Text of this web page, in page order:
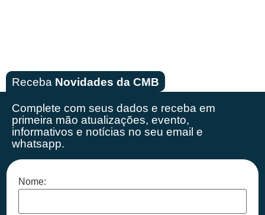
Receba Novidades da CMB
Complete com seus dados e receba em
primeira mão atualizações, evento,
informativos e notícias no seu email e
whatsapp.
Nome: